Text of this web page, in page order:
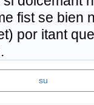
fist se bien
por itant que
su